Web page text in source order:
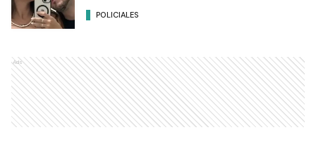
POLICIALES
Ads